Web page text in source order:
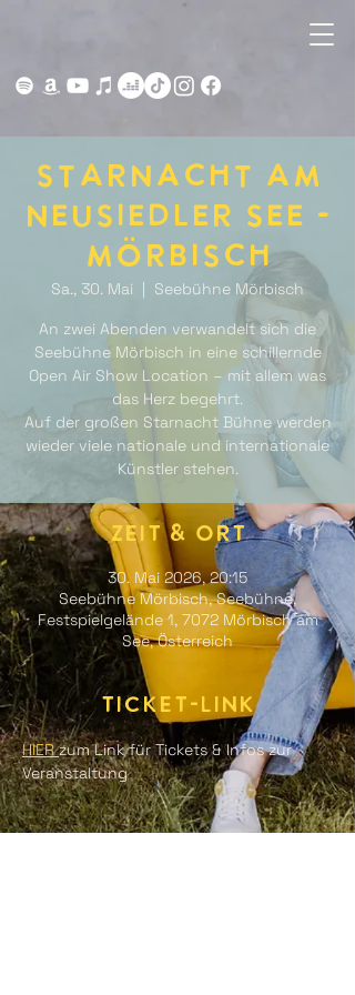
Starnacht am
Neusiedler See -
MÖrbisch
Sa., 30. Mai
  |
Seebühne Mörbisch
An zwei Abenden verwandelt sich die
Seebühne Mörbisch in eine schillernde
Open Air Show Location – mit allem was
das Herz begehrt.
Auf der großen Starnacht Bühne werden
wieder viele nationale und internationale
Künstler stehen.
Zeit & Ort
30. Mai 2026, 20:15
Seebühne Mörbisch, Seebühne,
Festspielgelände 1, 7072 Mörbisch am
See, Österreich
Ticket-Link
HIER zum Link für Tickets & Infos zur
Veranstaltung